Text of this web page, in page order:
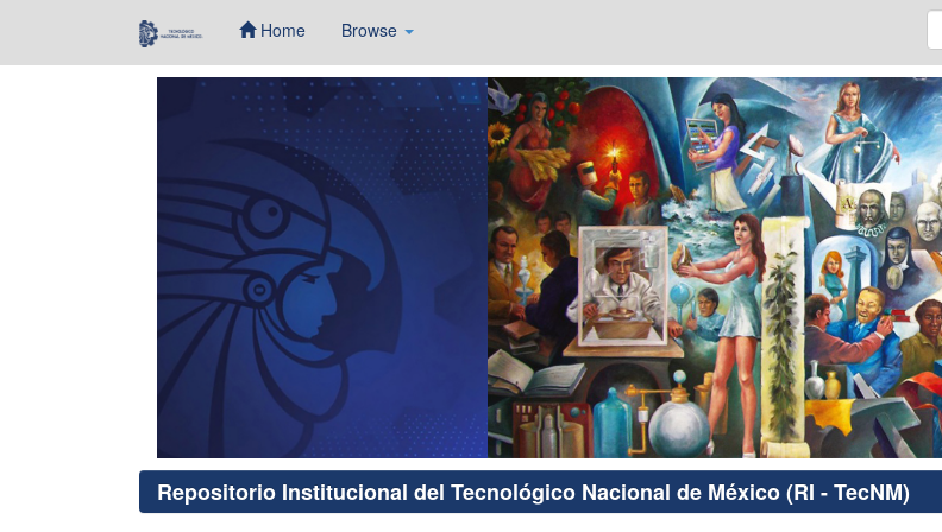
Home Browse
Repositorio Institucional del Tecnológico Nacional de México (RI - TecNM)